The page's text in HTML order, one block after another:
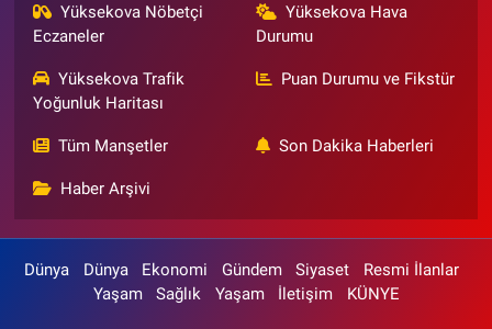
Yüksekova Nöbetçi
Eczaneler
Yüksekova Hava
Durumu
Yüksekova Trafik
Yoğunluk Haritası
Puan Durumu ve Fikstür
Tüm Manşetler Son Dakika Haberleri
Haber Arşivi
Dünya Dünya Ekonomi Gündem Siyaset
Resmi İlanlar
Yaşam
Sağlık Yaşam İletişim KÜNYE